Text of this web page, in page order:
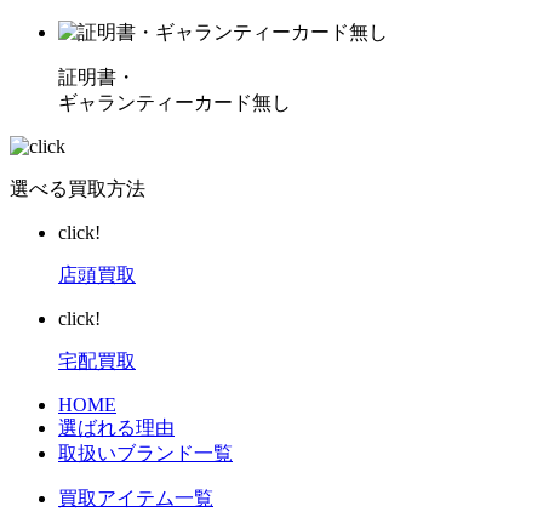
証明書・
ギャランティーカード無し
選べる買取方法
click!
店頭買取
click!
宅配買取
HOME
選ばれる理由
取扱いブランド一覧
買取アイテム一覧